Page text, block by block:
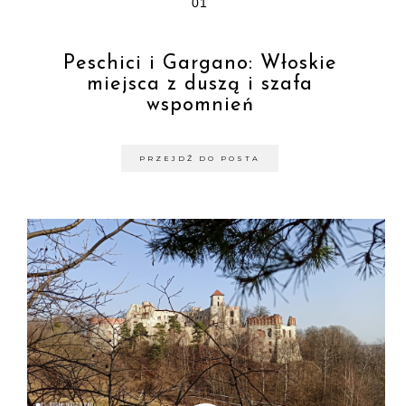
Peschici i Gargano: Włoskie
miejsca z duszą i szafa
wspomnień
PRZEJDŹ DO POSTA